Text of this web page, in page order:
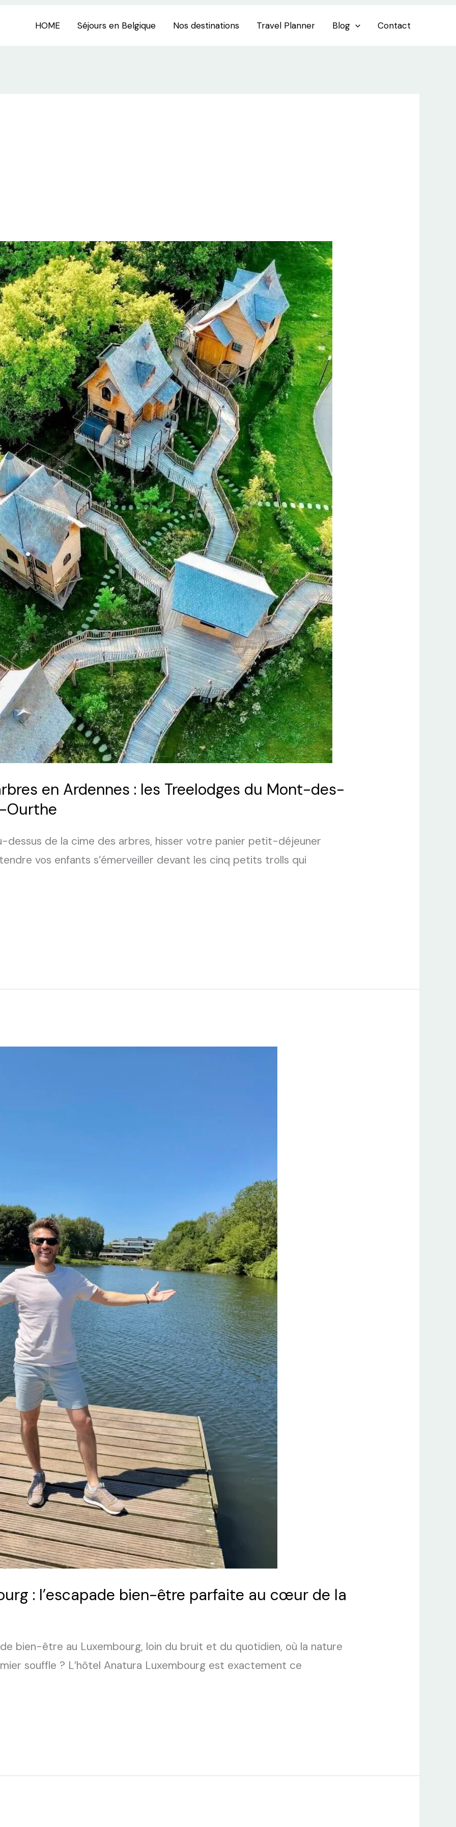
HOME Séjours en Belgique Nos destinations Travel Planner Blog Contact
en Ardennes : les Treelodges du Mont-des-
Ourthe
dessus de la cime des arbres, hisser votre panier petit-déjeuner
vos enfants s’émerveiller devant les cinq petits trolls qui
: l’escapade bien-être parfaite au cœur de la
bien-être au Luxembourg, loin du bruit et du quotidien, où la nature
souffle ? L’hôtel Anatura Luxembourg est exactement ce